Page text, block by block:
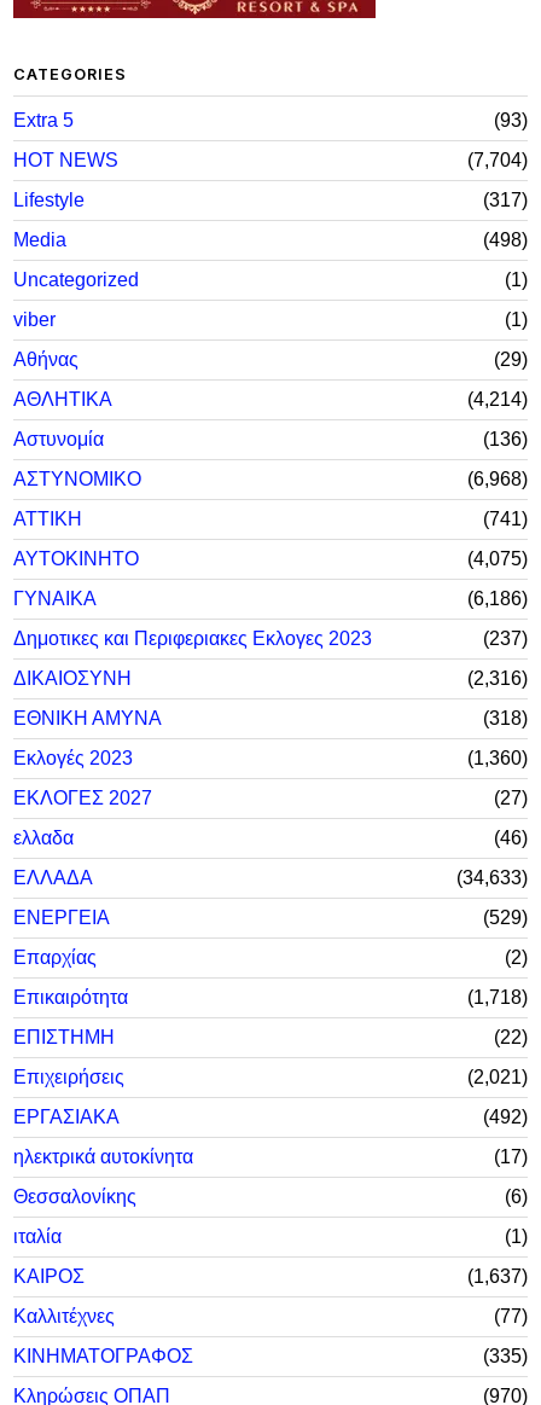
CATEGORIES
Extra 5
93
HOT NEWS
7,704
Lifestyle
317
Media
498
Uncategorized
1
viber
1
Αθήνας
29
ΑΘΛΗΤΙΚΑ
4,214
Αστυνομία
136
ΑΣΤΥΝΟΜΙΚΟ
6,968
ΑΤΤΙΚΗ
741
ΑΥΤΟΚΙΝΗΤΟ
4,075
ΓΥΝΑΙΚΑ
6,186
Δημοτικες και Περιφεριακες Εκλογες 2023
237
ΔΙΚΑΙΟΣΥΝΗ
2,316
ΕΘΝΙΚΗ ΑΜΥΝΑ
318
Εκλογές 2023
1,360
ΕΚΛΟΓΕΣ 2027
27
ελλαδα
46
ΕΛΛΑΔΑ
34,633
ΕΝΕΡΓΕΙΑ
529
Επαρχίας
2
Επικαιρότητα
1,718
ΕΠΙΣΤΗΜΗ
22
Επιχειρήσεις
2,021
ΕΡΓΑΣΙΑΚΑ
492
ηλεκτρικά αυτοκίνητα
17
Θεσσαλονίκης
6
ιταλία
1
ΚΑΙΡΟΣ
1,637
Καλλιτέχνες
77
ΚΙΝΗΜΑΤΟΓΡΑΦΟΣ
335
Κληρώσεις ΟΠΑΠ
970